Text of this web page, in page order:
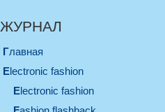
ЖУРНАЛ
Главная
electronic fashion
electronic fashion